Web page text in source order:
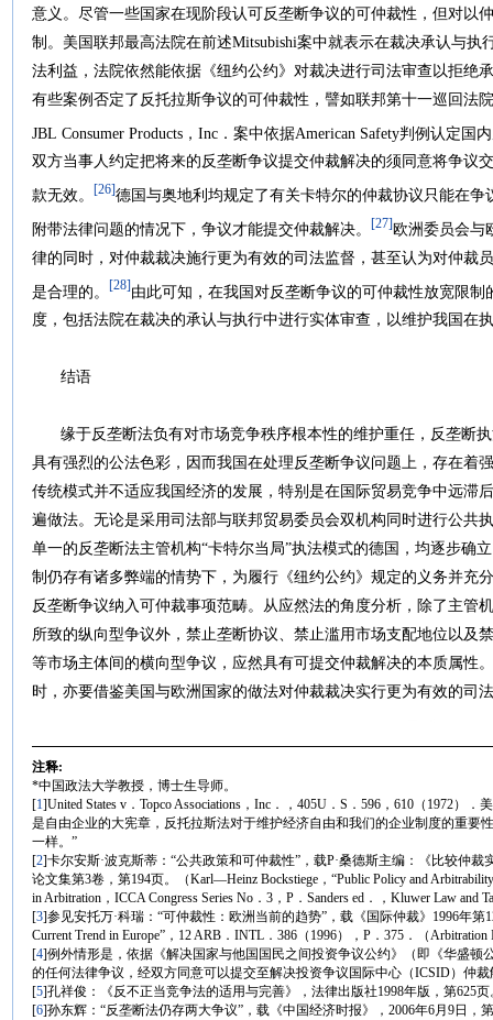
意义。尽管一些国家在现阶段认可反垄断争议的可仲裁性，但对以
制。美国联邦最高法院在前述Mitsubishi案中就表示在裁决承认与
法利益，法院依然能依据《纽约公约》对裁决进行司法审查以拒绝
有些案例否定了反托拉斯争议的可仲裁性，譬如联邦第十一巡回法
JBL Consumer Products，Inc．案中依据American Safety判例认定国
双方当事人约定把将来的反垄断争议提交仲裁解决的须同意将争议
款无效。 [26] 德国与奥地利均规定了有关卡特尔的仲裁协议只能在
附带法律问题的情况下，争议才能提交仲裁解决。 [27] 欧洲委员会与
律的同时，对仲裁裁决施行更为有效的司法监督，甚至认为对仲裁
是合理的。 [28] 由此可知，在我国对反垄断争议的可仲裁性放宽限
度，包括法院在裁决的承认与执行中进行实体审查，以维护我国在
结语
缘于反垄断法负有对市场竞争秩序根本性的维护重任，反垄断
具有强烈的公法色彩，因而我国在处理反垄断争议问题上，存在着
传统模式并不适应我国经济的发展，特别是在国际贸易竞争中远滞
遍做法。无论是采用司法部与联邦贸易委员会双机构同时进行公共
单一的反垄断法主管机构“卡特尔当局”执法模式的德国，均逐步确
制仍存有诸多弊端的情势下，为履行《纽约公约》规定的义务并充
反垄断争议纳入可仲裁事项范畴。从应然法的角度分析，除了主管
所致的纵向型争议外，禁止垄断协议、禁止滥用市场支配地位以及
等市场主体间的横向型争议，应然具有可提交仲裁解决的本质属性
时，亦要借鉴美国与欧洲国家的做法对仲裁裁决实行更为有效的司
注释:
*中国政法大学教授，博士生导师。
[1]United States v．Topco Associations，Inc．，405U．S．596，610（1972）
是自由企业的大宪章，反托拉斯法对于维护经济自由和我们的企业制度的重要
一样。”
[2]卡尔安斯·波克斯蒂：“公共政策和可仲裁性”，载P·桑德斯主编：《比较仲
论文集第3卷，第194页。（Karl—Heinz Bockstiege，“Public Policy and
in Arbitration，ICCA Congress Series No．3，P．Sanders ed．，Kluwer Law and
[3]参见安托万·科瑞：“可仲裁性：欧洲当前的趋势”，载《国际仲裁》1996年第
Current Trend in Europe”，12 ARB．INTL．386（1996），P．375．（Arbitration
[4]例外情形是，依据《解决国家与他国国民之间投资争议公约》（即《华盛顿
的任何法律争议，经双方同意可以提交至解决投资争议国际中心（ICSID）仲裁
[5]孔祥俊：《反不正当竞争法的适用与完善》，法律出版社1998年版，第625页
[6]孙东辉：“反垄断法仍存两大争议”，载《中国经济时报》，2006年6月9日，